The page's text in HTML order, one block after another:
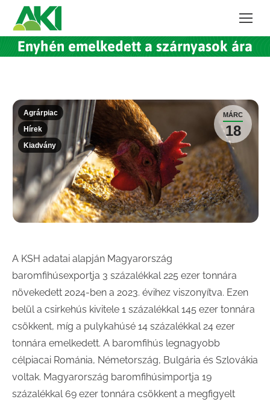
Enyhén emelkedett a szárnyasok ára
MÁRC
18
Agrárpiac
Hírek
Kiadvány
A KSH adatai alapján Magyarország
baromfihúsexportja 3 százalékkal 225 ezer tonnára
növekedett 2024-ben a 2023. évihez viszonyítva. Ezen
belül a csirkehús kivitele 1 százalékkal 145 ezer tonnára
csökkent, míg a pulykahúsé 14 százalékkal 24 ezer
tonnára emelkedett. A baromfihús legnagyobb
célpiacai Románia, Németország, Bulgária és Szlovákia
voltak. Magyarország baromfihúsimportja 19
százalékkal 69 ezer tonnára csökkent a megfigyelt